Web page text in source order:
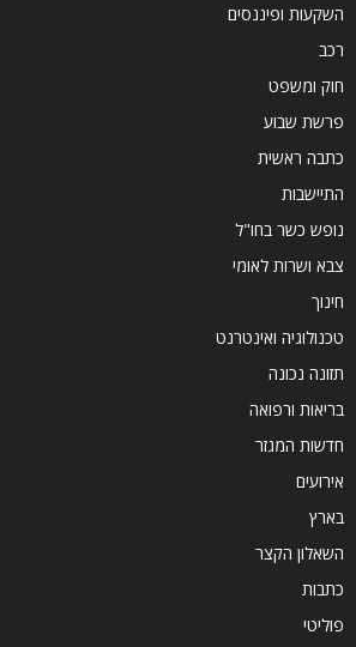
השקעות ופיננסים
רכב
חוק ומשפט
פרשת שבוע
כתבה ראשית
התיישבות
נופש כשר בחו"ל
צבא ושרות לאומי
חינוך
טכנולוגיה ואינטרנט
תזונה נכונה
בריאות ורפואה
חדשות המגזר
אירועים
בארץ
השאלון הקצר
כתבות
פוליטי